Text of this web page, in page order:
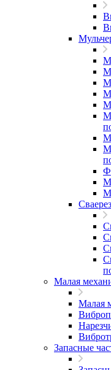
Малая
Малая
Запасные